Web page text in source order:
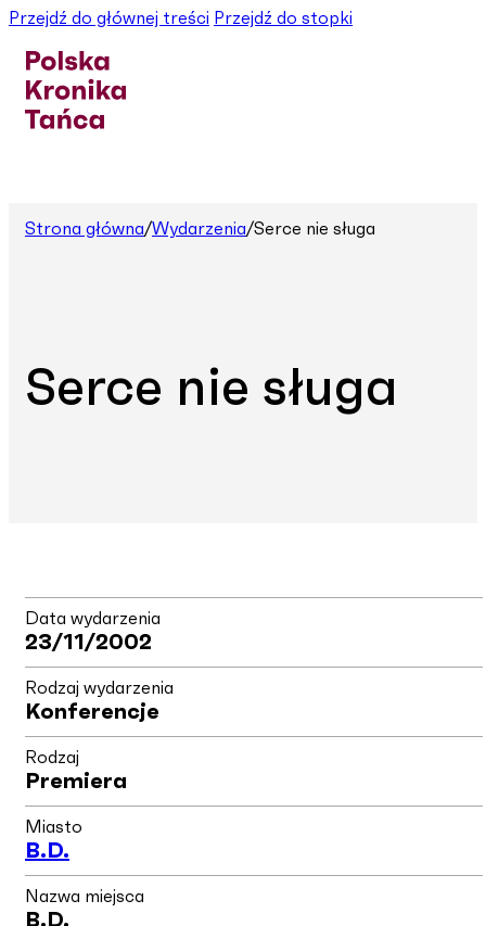
Przejdź do głównej treści Przejdź do stopki
Strona główna/Wydarzenia/Serce nie sługa
Serce nie sługa
Data wydarzenia
23/11/2002
Rodzaj wydarzenia
Konferencje
Rodzaj
Premiera
Miasto
B.d.
Nazwa miejsca
B.d.